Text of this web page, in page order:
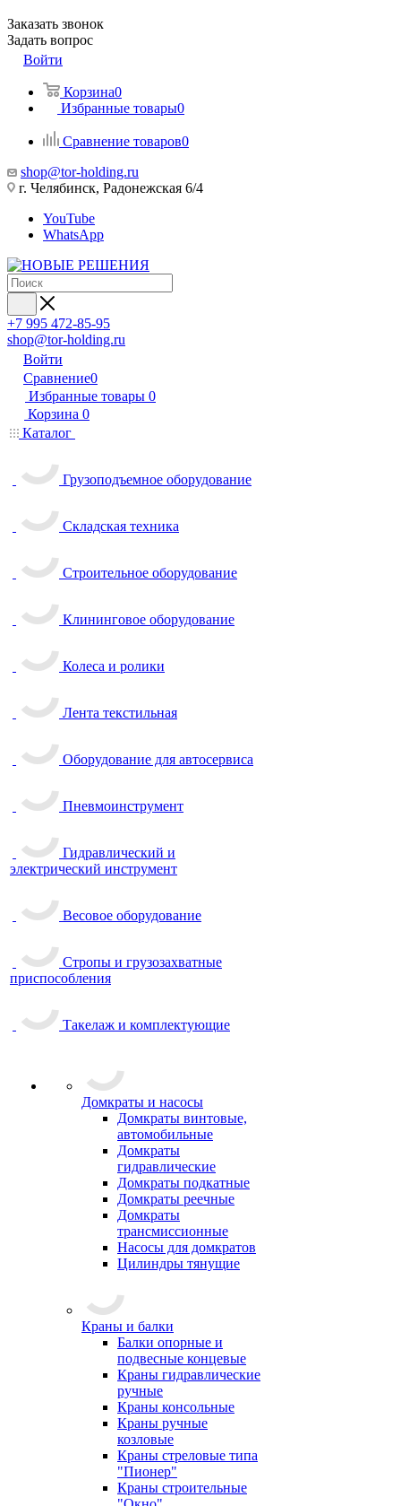
Заказать звонок
Задать вопрос
Войти
Корзина0
Избранные товары0
Сравнение товаров0
shop@tor-holding.ru
г. Челябинск, Радонежская 6/4
YouTube
WhatsApp
+7 995 472-85-95
shop@tor-holding.ru
Войти
Сравнение0
Избранные товары 0
Корзина 0
Каталог
Грузоподъемное оборудование
Складская техника
Строительное оборудование
Клининговое оборудование
Колеса и ролики
Лента текстильная
Оборудование для автосервиса
Пневмоинструмент
Гидравлический и
электрический инструмент
Весовое оборудование
Стропы и грузозахватные
приспособления
Такелаж и комплектующие
Домкраты и насосы
Домкраты винтовые,
автомобильные
Домкраты
гидравлические
Домкраты подкатные
Домкраты реечные
Домкраты
трансмиссионные
Насосы для домкратов
Цилиндры тянущие
Краны и балки
Балки опорные и
подвесные концевые
Краны гидравлические
ручные
Краны консольные
Краны ручные
козловые
Краны стреловые типа
"Пионер"
Краны строительные